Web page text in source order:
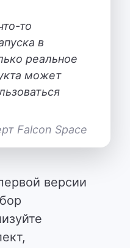
то
в
реальное
может
Falcon Space
версии